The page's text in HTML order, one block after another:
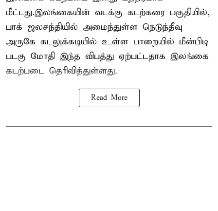
மீட்டது.இலங்கையின் வடக்கு கடற்கரை பகுதியில்,
பாக் ஜலசந்தியில் அமைந்துள்ள நெடுந்தீவு
அருகே கடலுக்கடியில் உள்ள பாறையில் மீன்பிடி
படகு மோதி இந்த விபத்து ஏற்பட்டதாக இலங்கை
கடற்படை தெரிவித்துள்ளது.
Read More